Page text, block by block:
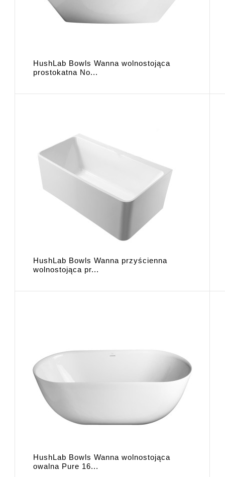
HushLab Bowls Wanna wolnostojąca
prostokatna No...
HushLab Bowls Wanna przyścienna
wolnostojąca pr...
HushLab Bowls Wanna wolnostojąca
owalna Pure 16...